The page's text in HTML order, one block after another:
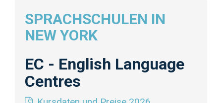
SPRACHSCHULEN IN
NEW YORK
EC - English Language
Centres